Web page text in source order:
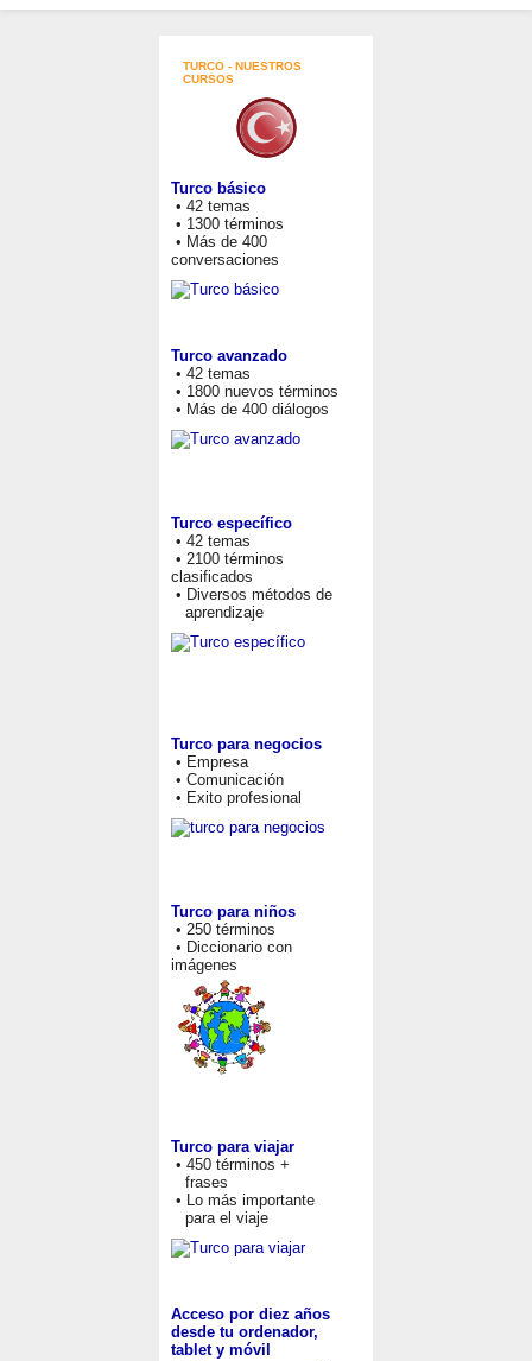
TURCO - NUESTROS
CURSOS
Turco básico
• 42 temas
• 1300 términos
• Más de 400
conversaciones
Turco avanzado
• 42 temas
• 1800 nuevos términos
• Más de 400 diálogos
Turco específico
• 42 temas
• 2100 términos
clasificados
• Diversos métodos de
aprendizaje
Turco para negocios
• Empresa
• Comunicación
• Exito profesional
Turco para niños
• 250 términos
• Diccionario con
imágenes
Turco para viajar
• 450 términos +
frases
• Lo más importante
para el viaje
Acceso por diez años
desde tu ordenador,
tablet y móvil